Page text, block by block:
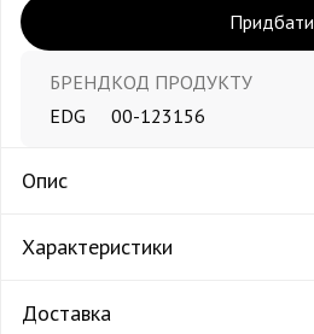
Придбати
БРЕНД
EDG
КОД ПРОДУКТУ
00-123156
Опис
Характеристики
Доставка